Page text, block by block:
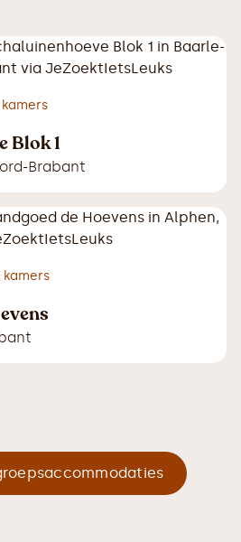
kamers
Blok 1
Brabant
kamers